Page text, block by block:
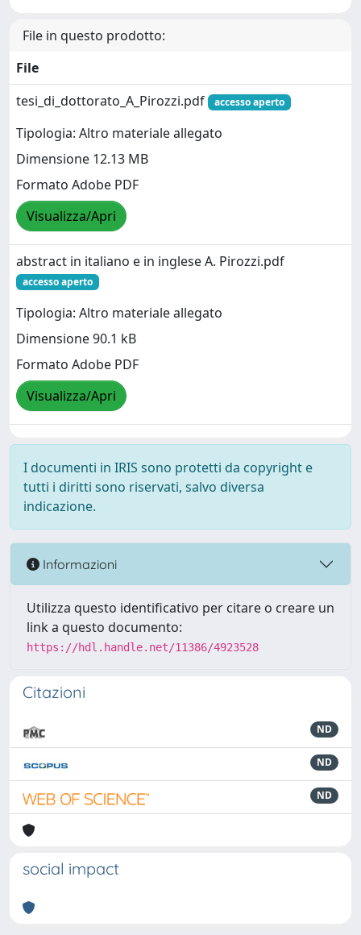
File in questo prodotto:
File
tesi_di_dottorato_A_Pirozzi.pdf
accesso aperto
Tipologia: Altro materiale allegato
Dimensione 12.13 MB
Formato Adobe PDF
Visualizza/Apri
abstract in italiano e in inglese A. Pirozzi.pdf
accesso aperto
Tipologia: Altro materiale allegato
Dimensione 90.1 kB
Formato Adobe PDF
Visualizza/Apri
I documenti in IRIS sono protetti da copyright e
tutti i diritti sono riservati, salvo diversa
indicazione.
Informazioni
Utilizza questo identificativo per citare o creare un
link a questo documento:
https://hdl.handle.net/11386/4923528
Citazioni
ND
ND
ND
social impact